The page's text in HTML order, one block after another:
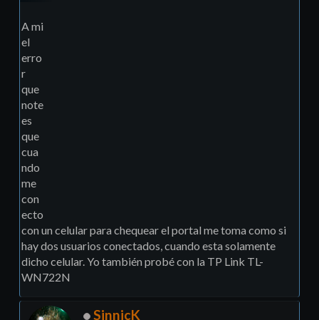
A mi
el
erro
r
que
note
es
que
cua
ndo
me
con
ecto
con un celular para chequear el portal me toma como si
hay dos usuarios conectados, cuando esta solamente
dicho celular. Yo también probé con la TP Link TL-
WN722N
SinnicK